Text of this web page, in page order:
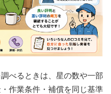
べるときは、星の数や一部
作業条件・補償を同じ基準